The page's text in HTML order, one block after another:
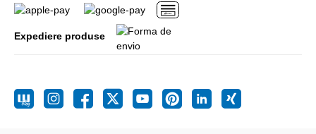
Expediere produse